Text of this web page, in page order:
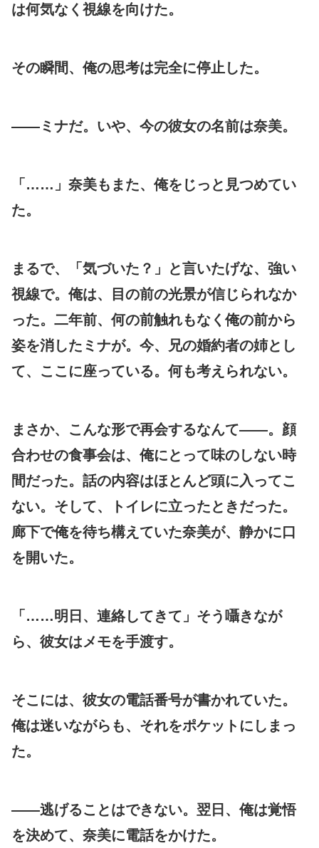
は何気なく視線を向けた。
その瞬間、俺の思考は完全に停止した。
——ミナだ。いや、今の彼女の名前は奈美。
「……」奈美もまた、俺をじっと見つめてい
た。
まるで、「気づいた？」と言いたげな、強い
視線で。俺は、目の前の光景が信じられなか
った。二年前、何の前触れもなく俺の前から
姿を消したミナが。今、兄の婚約者の姉とし
て、ここに座っている。何も考えられない。
まさか、こんな形で再会するなんて——。顔
合わせの食事会は、俺にとって味のしない時
間だった。話の内容はほとんど頭に入ってこ
ない。そして、トイレに立ったときだった。
廊下で俺を待ち構えていた奈美が、静かに口
を開いた。
「……明日、連絡してきて」そう囁きなが
ら、彼女はメモを手渡す。
そこには、彼女の電話番号が書かれていた。
俺は迷いながらも、それをポケットにしまっ
た。
——逃げることはできない。翌日、俺は覚悟
を決めて、奈美に電話をかけた。